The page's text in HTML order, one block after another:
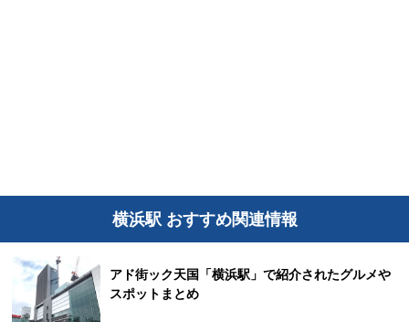
横浜駅 おすすめ関連情報
アド街ック天国「横浜駅」で紹介されたグルメや
スポットまとめ